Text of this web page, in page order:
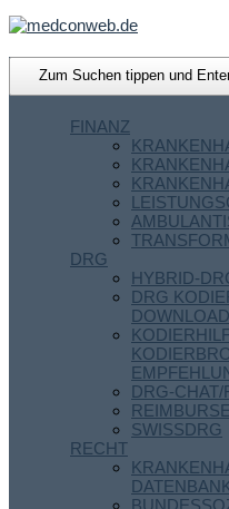
FINANZ
DRG
HYBRID-
DRG
DRG-CHAT/
SWISSDRG
RECHT